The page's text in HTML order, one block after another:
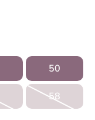
50
58